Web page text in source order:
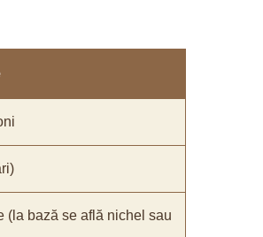
(la bază se află nichel sau